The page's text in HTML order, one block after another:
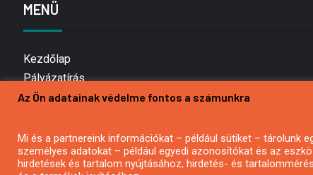
MENÜ
Kezdőlap
Pályázatírás
Bemutatkozás
Hírlevél feliratkozás
Impresszum
Az Ön adatainak védelme fontos a számunkra
Mi és a partnereink információkat – például sütiket – tárolunk
személyes adatokat – például egyedi azonosítókat és az
hirdetések és tartalom nyújtásához, hirdetés- és